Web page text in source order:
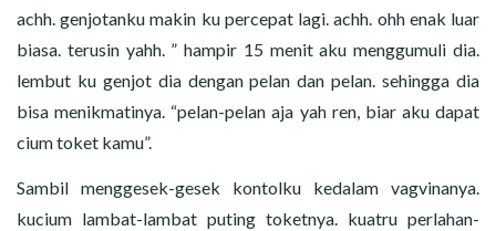
achh. genjotanku makin ku percepat lagi. achh. ohh enak luar
biasa. terusin yahh. ” hampir 15 menit aku menggumuli dia.
lembut ku genjot dia dengan pelan dan pelan. sehingga dia
bisa menikmatinya. “pelan-pelan aja yah ren, biar aku dapat
cium toket kamu”.
Sambil menggesek-gesek kontolku kedalam vagvinanya.
kucium lambat-lambat puting toketnya. kuatru perlahan-